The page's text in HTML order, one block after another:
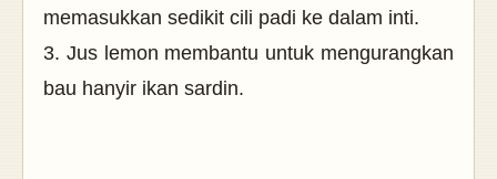
memasukkan sedikit cili padi ke dalam inti.
3. Jus lemon membantu untuk mengurangkan
bau hanyir ikan sardin.